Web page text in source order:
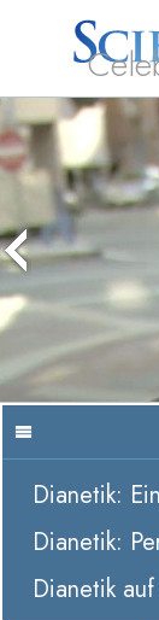
Hubbard
Was
Dianetik:
Dianetik:
Dianetik